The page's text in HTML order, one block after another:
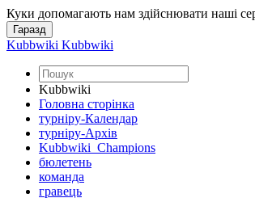
Куки допомагають нам здійснювати наші
Kubbwiki Kubbwiki
Kubbwiki
Головна сторінка
турніру-Календар
турніру-Архів
Kubbwiki_Champions
бюлетень
команда
гравець